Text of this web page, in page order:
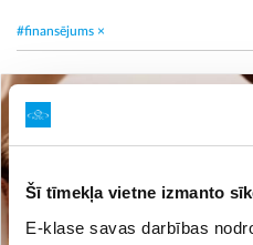
Šī tīmekļa vietne izmanto
E-klase savas darbības
#finansējums ×